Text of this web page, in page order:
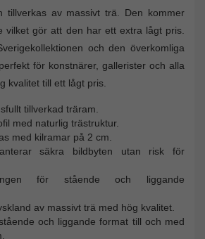
tillverkas av massivt trä. Den kommer
vilket gör att den har ett extra lågt pris.
och den överkomliga
för konstnärer, gallerister och alla
kvalitet till ett lågt pris.
tillverkad träram.
med naturlig trästruktur.
med kilramar på 2 cm.
säkra bildbyten utan risk för
för stående och liggande
av massivt trä med hög kvalitet.
och liggande format till och med